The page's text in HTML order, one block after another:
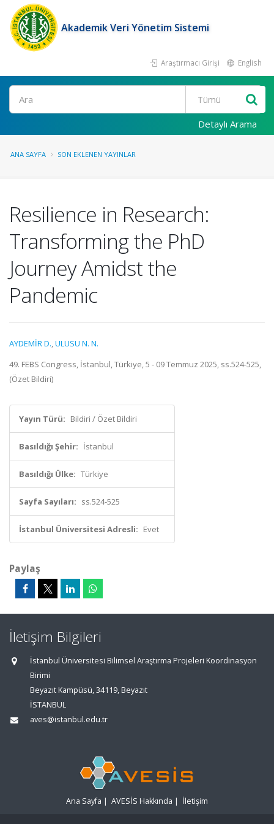
Akademik Veri Yönetim Sistemi
Araştırmacı Girişi English
Ara
Detaylı Arama
ANA SAYFA SON EKLENEN YAYINLAR
Resilience in Research:
Transforming the PhD
Journey Amidst the
Pandemic
AYDEMİR D.,ULUSU N. N.
49. FEBS Congress, İstanbul, Türkiye, 5 - 09 Temmuz 2025, ss.524-525,
(Özet Bildiri)
Yayın Türü: Bildiri / Özet Bildiri
Basıldığı Şehir: İstanbul
Basıldığı Ülke: Türkiye
Sayfa Sayıları: ss.524-525
İstanbul Üniversitesi Adresli: Evet
Paylaş
İletişim Bilgileri
İstanbul Üniversitesi Bilimsel Araştırma Projeleri Koordinasyon
Birimi
Beyazıt Kampüsü, 34119, Beyazıt
İSTANBUL
aves@istanbul.edu.tr
Ana Sayfa | AVESİS Hakkında | İletişim